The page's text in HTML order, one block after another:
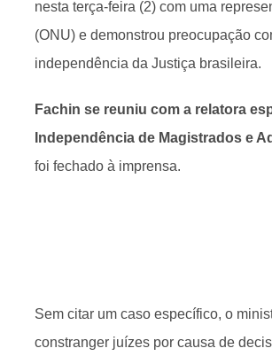
nesta terça-feira (2) com uma
(ONU) e demonstrou preocupação
independência da Justiça brasileira.
Fachin se reuniu com a relatora
Independência de Magistrados e
foi fechado à imprensa.
Sem citar um caso específico, o
constranger juízes por causa de